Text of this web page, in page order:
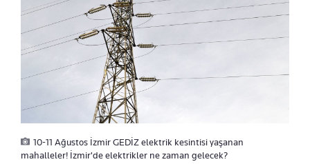
10-11 Ağustos İzmir GEDİZ elektrik kesintisi yaşanan
mahalleler! İzmir'de elektrikler ne zaman gelecek?